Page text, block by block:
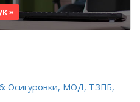
»
Осигуровки, МОД, ТЗПБ,